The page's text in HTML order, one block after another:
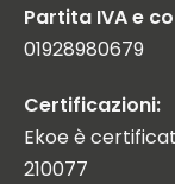
Partita IVA e
01928980679
Certificazioni:
Ekoe è
210077